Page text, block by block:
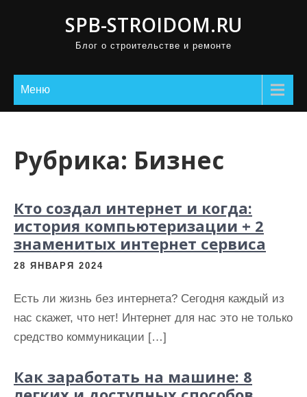
SPB-STROIDOM.RU
Блог о строительстве и ремонте
Меню
Рубрика: Бизнес
Кто создал интернет и когда:
история компьютеризации + 2
знаменитых интернет сервиса
28 ЯНВАРЯ 2024
Есть ли жизнь без интернета? Сегодня каждый из
нас скажет, что нет! Интернет для нас это не только
средство коммуникации […]
Как заработать на машине: 8